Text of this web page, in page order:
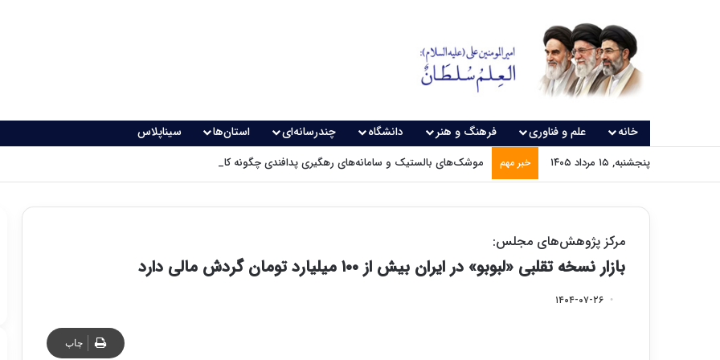
خانه علم و فناوری فرهنگ و هنر دانشگاه چندرسانه‌ای استان‌ها سیناپلاس
پنجشنبه, ۱۵ مرداد ۱۴۰۵ خبر مهم موشک‌های بالستیک و سامانه‌های رهگیری پدافندی چگونه کار می کنند؟
مرکز پژوهش‌های مجلس:
بازار نسخه تقلبی «لبوبو» در ایران بیش از ۱۰۰ میلیارد تومان گردش مالی دارد
۱۴۰۴-۰۷-۲۶
چاپ